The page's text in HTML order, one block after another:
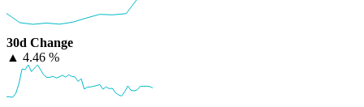
30d Change
▲ 4.46 %